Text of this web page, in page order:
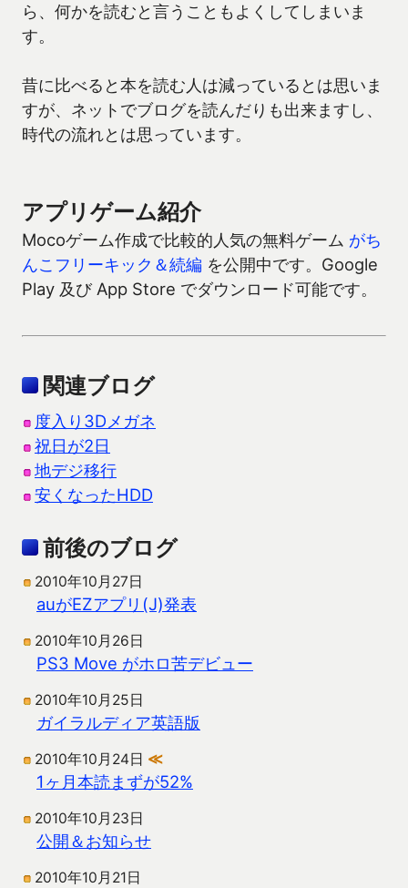
ら、何かを読むと言うこともよくしてしまいま
す。
昔に比べると本を読む人は減っているとは思いま
すが、ネットでブログを読んだりも出来ますし、
時代の流れとは思っています。
アプリゲーム紹介
Mocoゲーム作成で比較的人気の無料ゲーム がち
んこフリーキック＆続編 を公開中です。Google
Play 及び App Store でダウンロード可能です。
関連ブログ
度入り3Dメガネ
祝日が2日
地デジ移行
安くなったHDD
前後のブログ
2010年10月27日
auがEZアプリ(J)発表
2010年10月26日
PS3 Move がホロ苦デビュー
2010年10月25日
ガイラルディア英語版
2010年10月24日 ≪
1ヶ月本読まずが52%
2010年10月23日
公開＆お知らせ
2010年10月21日